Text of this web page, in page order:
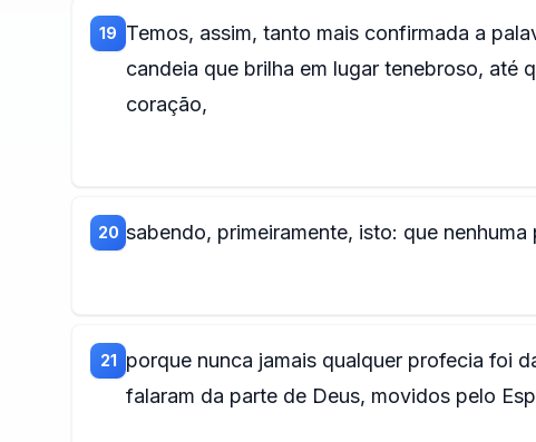
19 Temos, assim, tanto mais confirmada a
candeia que brilha em lugar tenebroso, até
coração,
20 sabendo, primeiramente, isto: que
21 porque nunca jamais qualquer profecia foi
falaram da parte de Deus, movidos pelo